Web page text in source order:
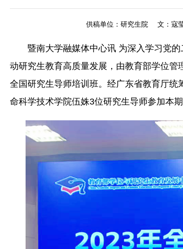
供稿单位：研究生院 文：寇
暨南大学融媒体中心讯 为深入学习党
动研究生教育高质量发展，由教育部学位
全国研究生导师培训班。经广东省教育厅
命科学技术学院伍姝3位研究生导师参加本期